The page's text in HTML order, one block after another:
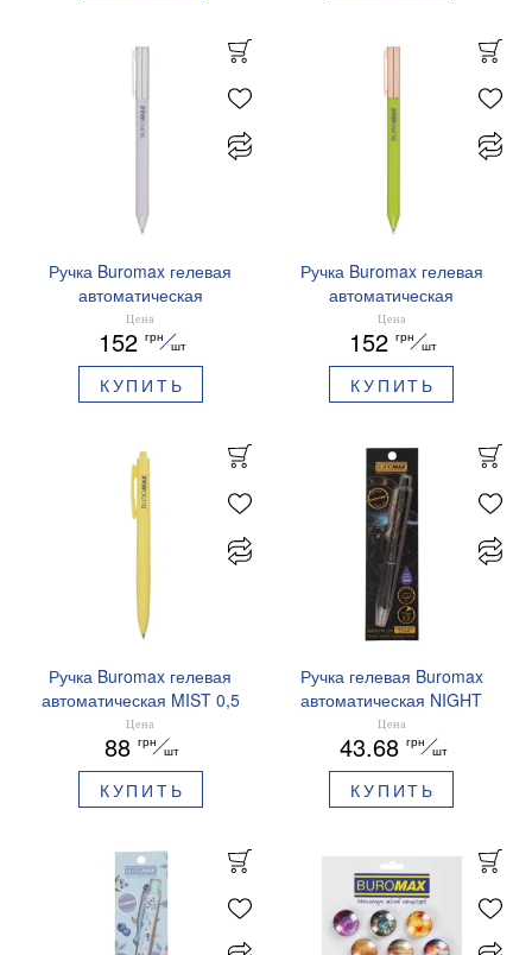
Ручка Buromax гелевая
автоматическая
PRESTIGE SILVER 0,5 мм
синие чернила BM.83102
Цена
152 грн
шт
КУПИТЬ
Ручка Buromax гелевая
автоматическая
PRESTIGE GOLD 0,5 мм
синие чернила BM.83101
Цена
152 грн
шт
КУПИТЬ
Ручка Buromax гелевая
автоматическая MIST 0,5
мм синие чернила
BM.83103
Цена
88 грн
шт
КУПИТЬ
Ручка гелевая Buromax
автоматическая NIGHT
SKY ZODIAC 0.5 мм
ароматизированный грипп
синие чернила BM.8379-
01
Цена
43.68 грн
шт
КУПИТЬ